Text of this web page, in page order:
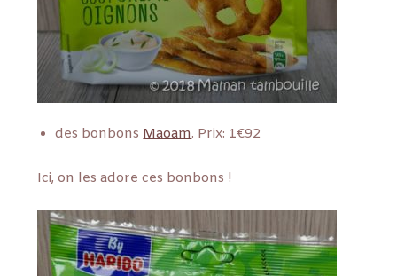
des bonbonsMaoam. Prix: 1€92
Ici, on les adore ces bonbons !